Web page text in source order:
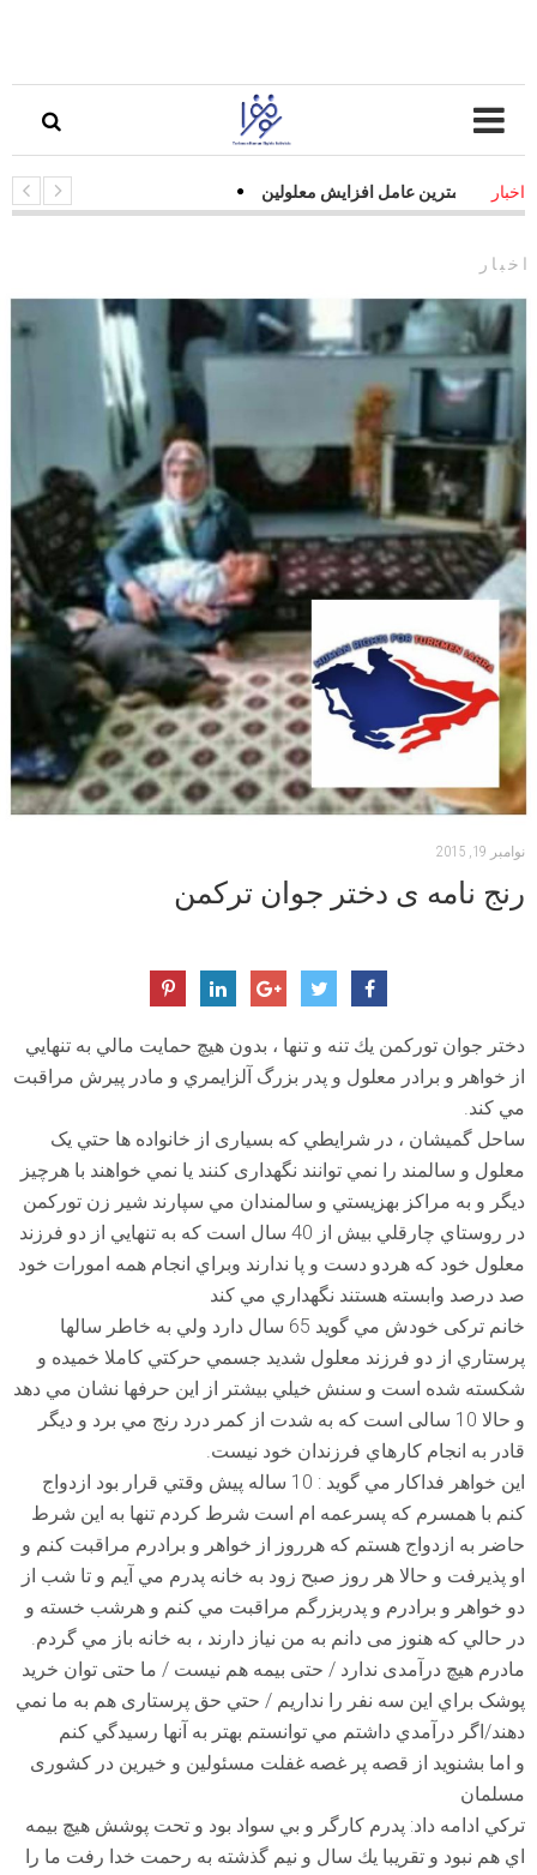
اخبار
جاده‌ای مهمترین عامل افزایش معلولین
اخبار
نوامبر 19, 2015
رنج نامه ی دختر جوان ترکمن
دختر جوان توركمن يك تنه و تنها ، بدون هيچ حمايت مالي به تنهايي
از خواهر و برادر معلول و پدر بزرگ آلزايمري و مادر پيرش مراقبت
مي كند.
ساحل گميشان ، در شرايطي كه بسیاری از خانواده ها حتي يک
معلول و سالمند را نمي توانند نگهداری كنند يا نمي خواهند با هرچيز
ديگر و به مراكز بهزيستي و سالمندان مي سپارند شير زن توركمن
در روستاي چارقلي بيش از 40 سال است كه به تنهايي از دو فرزند
معلول خود كه هردو دست و پا ندارند وبراي انجام همه امورات خود
صد درصد وابسته هستند نگهداري مي كند
خانم ترکی خودش مي گويد 65 سال دارد ولي به خاطر سالها
پرستاري از دو فرزند معلول شديد جسمي حركتي كاملا خميده و
شكسته شده است و سنش خيلي بيشتر از اين حرفها نشان مي دهد
و حالا 10 سالی است كه به شدت از كمر درد رنج مي برد و ديگر
قادر به انجام كارهاي فرزندان خود نيست.
اين خواهر فداكار مي گويد : 10 ساله پيش وقتي قرار بود ازدواج
كنم با همسرم كه پسرعمه ام است شرط كردم تنها به اين شرط
حاضر به ازدواج هستم كه هرروز از خواهر و برادرم مراقبت كنم و
او پذيرفت و حالا هر روز صبح زود به خانه پدرم مي آيم و تا شب از
دو خواهر و برادرم و پدربزرگم مراقبت مي كنم و هرشب خسته و
در حالي كه هنوز می دانم به من نياز دارند ، به خانه باز مي گردم.
مادرم هيچ درآمدی ندارد / حتی بيمه هم نيست / ما حتی توان خريد
پوشک براي اين سه نفر را نداريم / حتي حق پرستاری هم به ما نمي
دهند/اگر درآمدي داشتم مي توانستم بهتر به آنها رسيدگي كنم
و اما بشنويد از قصه پر غصه غفلت مسئولين و خيرين در كشوری
مسلمان
تركي ادامه داد: پدرم كارگر و بي سواد بود و تحت پوشش هيچ بيمه
اي هم نبود و تقريبا يك سال و نيم گذشته به رحمت خدا رفت ما را